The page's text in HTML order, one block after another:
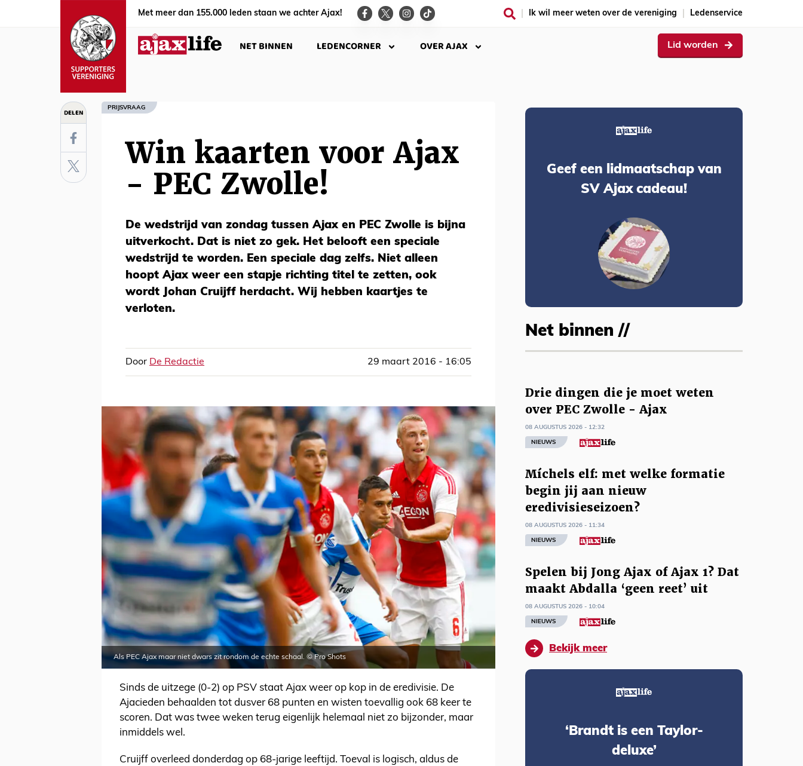
Met meer dan 155.000 leden staan we achter Ajax! Ik wil meer weten over de vereniging Ledenservice
NET BINNEN LEDENCORNER OVER AJAX Lid worden
DELEN PRIJSVRAAG
Win kaarten voor Ajax
- PEC Zwolle!
De wedstrijd van zondag tussen Ajax en PEC Zwolle is bijna
uitverkocht. Dat is niet zo gek. Het belooft een speciale
wedstrijd te worden. Een speciale dag zelfs. Niet alleen
hoopt Ajax weer een stapje richting titel te zetten, ook
wordt Johan Cruijff herdacht. Wij hebben kaartjes te
verloten.
Door De Redactie 29 maart 2016 - 16:05
Als PEC Ajax maar niet dwars zit rondom de echte schaal. © Pro Shots
Sinds de uitzege (0-2) op PSV staat Ajax weer op kop in de eredivisie. De
Ajacieden behaalden tot dusver 68 punten en wisten toevallig ook 68 keer te
scoren. Dat was twee weken terug eigenlijk helemaal niet zo bijzonder, maar
inmiddels wel.
Cruijff overleed donderdag op 68-jarige leeftijd. Toeval is logisch, aldus de
Geef een lidmaatschap van
SV Ajax cadeau!
Net binnen //
Drie dingen die je moet weten
over PEC Zwolle - Ajax
08 AUGUSTUS 2026 - 12:32
NIEUWS
Míchels elf: met welke formatie
begin jij aan nieuw
eredivisieseizoen?
08 AUGUSTUS 2026 - 11:34
NIEUWS
Spelen bij Jong Ajax of Ajax 1? Dat
maakt Abdalla ‘geen reet’ uit
08 AUGUSTUS 2026 - 10:04
NIEUWS
Bekijk meer
‘Brandt is een Taylor-
deluxe’